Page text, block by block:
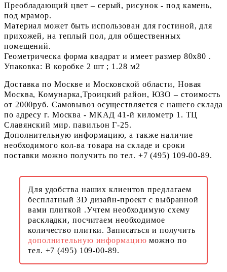
Преобладающий цвет – серый, рисунок - под камень,
под мрамор.
Материал может быть использован для гостиной, для
прихожей, на теплый пол, для общественных
помещений.
Геометрическа форма квадрат и имеет размер 80x80 .
Упаковка: В коробке 2 шт ; 1.28 м2
Доставка по Москве и Московской области, Новая
Москва, Комунарка,Троицкий район, ЮЗО – стоимость
от 2000руб. Самовывоз осуществляется с нашего склада
по адресу г. Москва - МКАД 41-й километр 1. ТЦ
Славянский мир. павильон Г-25.
Дополнительную информацию, а также наличие
необходимого кол-ва товара на складе и сроки
поставки можно получить по тел. +7 (495) 109-00-89.
Для удобства наших клиентов предлагаем
бесплатный 3D дизайн-проект с выбранной
вами плиткой .Учтем необходимую схему
раскладки, посчитаем необходимое
количество плитки. Записаться и получить
дополнительную информациюможно по
тел. +7 (495) 109-00-89.